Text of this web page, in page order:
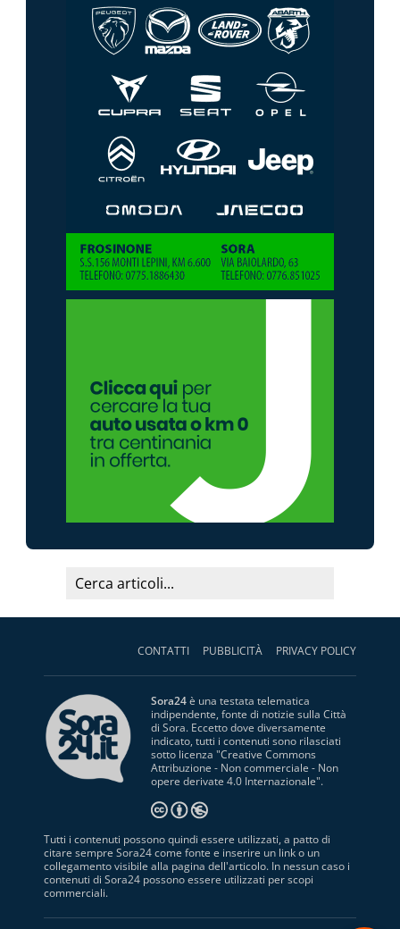
CONTATTI PUBBLICITÀ PRIVACY POLICY
Sora24è una testata telematica
indipendente, fonte di notizie sulla Città
di Sora. Eccetto dove diversamente
indicato, tutti i contenuti sono rilasciati
sotto licenza "Creative Commons
Attribuzione - Non commerciale - Non
opere derivate 4.0 Internazionale".
Tutti i contenuti possono quindi essere utilizzati, a patto di
citare sempre Sora24 come fonte e inserire un link o un
collegamento visibile alla pagina dell'articolo. In nessun caso i
contenuti di Sora24 possono essere utilizzati per scopi
commerciali.